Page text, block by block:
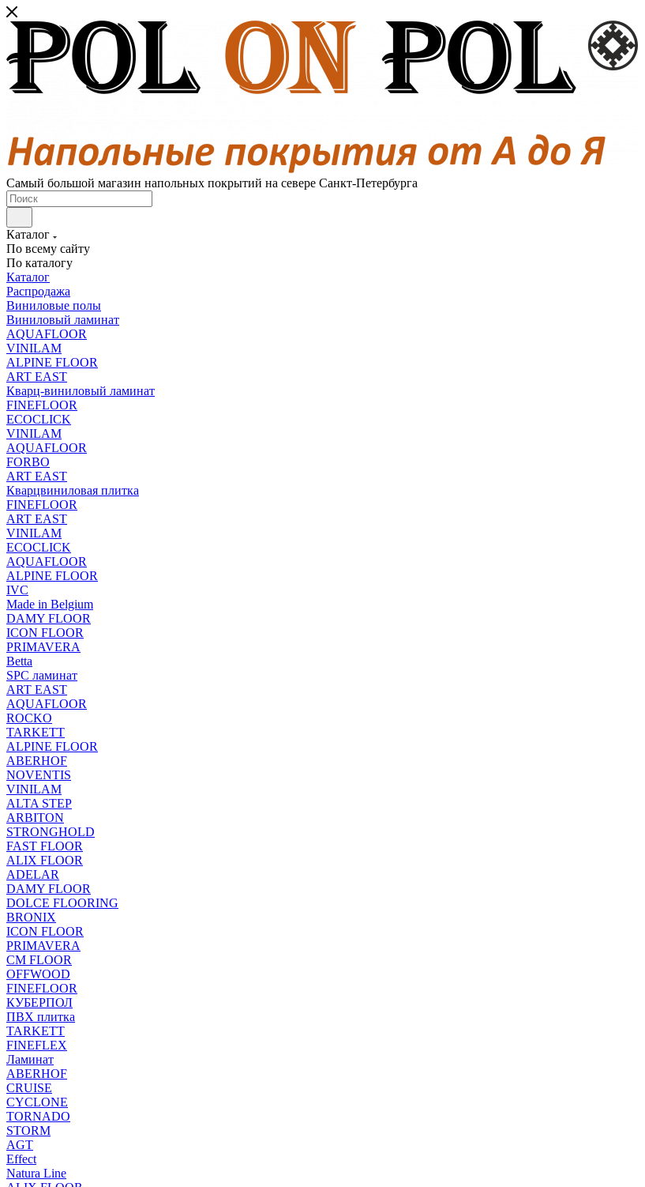
Самый большой магазин напольных покрытий на севере Санкт-Петербурга
Каталог
По всему сайту
По каталогу
Каталог
Распродажа
Виниловые полы
Виниловый ламинат
AQUAFLOOR
VINILAM
ALPINE FLOOR
ART EAST
Кварц-виниловый ламинат
FINEFLOOR
ECOCLICK
VINILAM
AQUAFLOOR
FORBO
ART EAST
Кварцвиниловая плитка
FINEFLOOR
ART EAST
VINILAM
ECOCLICK
AQUAFLOOR
ALPINE FLOOR
IVC
Made in Belgium
DAMY FLOOR
ICON FLOOR
PRIMAVERA
Betta
SPC ламинат
ART EAST
AQUAFLOOR
ROCKO
TARKETT
ALPINE FLOOR
ABERHOF
NOVENTIS
VINILAM
ALTA STEP
ARBITON
STRONGHOLD
FAST FLOOR
ALIX FLOOR
ADELAR
DAMY FLOOR
DOLCE FLOORING
BRONIX
ICON FLOOR
PRIMAVERA
CM FLOOR
OFFWOOD
FINEFLOOR
КУБЕРПОЛ
ПВХ плитка
TARKETT
FINEFLEX
Ламинат
ABERHOF
CRUISE
CYCLONE
TORNADO
STORM
AGT
Effect
Natura Line